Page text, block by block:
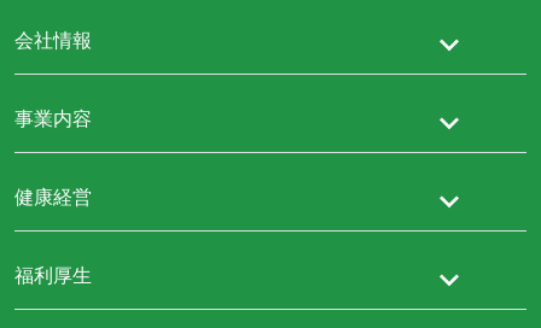
会社情報
事業内容
健康経営
福利厚生